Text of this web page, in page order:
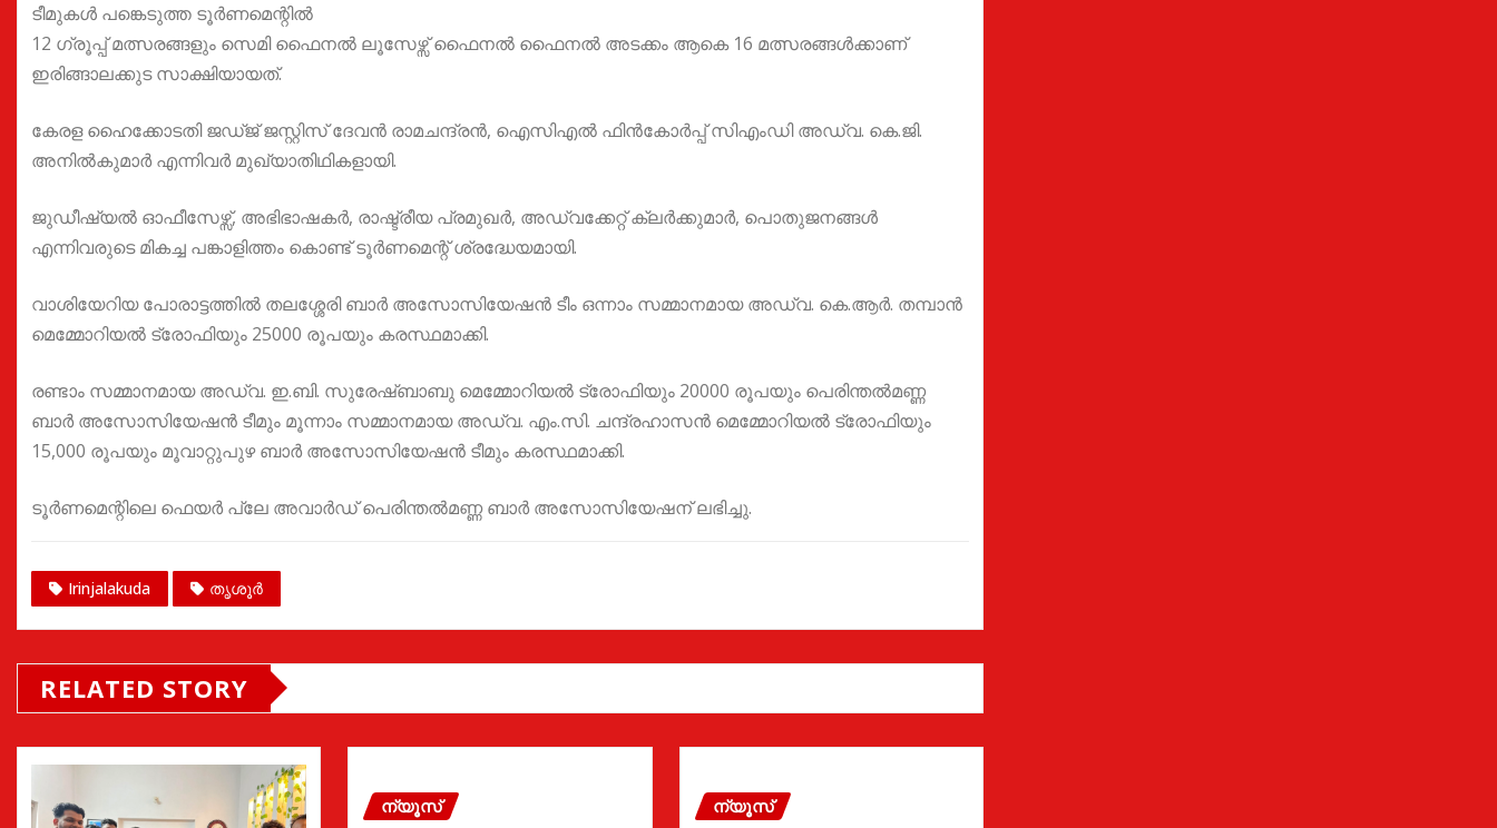
ടീമുകൾ പങ്കെടുത്ത ടൂർണമെന്റിൽ
12 ഗ്രൂപ്പ് മത്സരങ്ങളും സെമി ഫൈനൽ ലൂസേഴ്സ് ഫൈനൽ ഫൈനൽ അടക്കം ആകെ 16 മത്സരങ്ങൾക്കാണ്
ഇരിങ്ങാലക്കുട സാക്ഷിയായത്.
കേരള ഹൈക്കോടതി ജഡ്ജ് ജസ്റ്റിസ് ദേവൻ രാമചന്ദ്രൻ, ഐസിഎൽ ഫിൻകോർപ്പ് സിഎംഡി അഡ്വ. കെ.ജി.
അനിൽകുമാർ എന്നിവർ മുഖ്യാതിഥികളായി.
ജുഡീഷ്യൽ ഓഫീസേഴ്സ്, അഭിഭാഷകർ, രാഷ്ട്രീയ പ്രമുഖർ, അഡ്വക്കേറ്റ് ക്ലർക്കുമാർ, പൊതുജനങ്ങൾ
എന്നിവരുടെ മികച്ച പങ്കാളിത്തം കൊണ്ട് ടൂർണമെന്റ് ശ്രദ്ധേയമായി.
വാശിയേറിയ പോരാട്ടത്തിൽ തലശ്ശേരി ബാർ അസോസിയേഷൻ ടീം ഒന്നാം സമ്മാനമായ അഡ്വ. കെ.ആർ. തമ്പാൻ
മെമ്മോറിയൽ ട്രോഫിയും 25000 രൂപയും കരസ്ഥമാക്കി.
രണ്ടാം സമ്മാനമായ അഡ്വ. ഇ.ബി. സുരേഷ്ബാബു മെമ്മോറിയൽ ട്രോഫിയും 20000 രൂപയും പെരിന്തൽമണ്ണ
ബാർ അസോസിയേഷൻ ടീമും മൂന്നാം സമ്മാനമായ അഡ്വ. എം.സി. ചന്ദ്രഹാസൻ മെമ്മോറിയൽ ട്രോഫിയും
15,000 രൂപയും മൂവാറ്റുപുഴ ബാർ അസോസിയേഷൻ ടീമും കരസ്ഥമാക്കി.
ടൂർണമെന്റിലെ ഫെയർ പ്ലേ അവാർഡ് പെരിന്തൽമണ്ണ ബാർ അസോസിയേഷന് ലഭിച്ചു.
Irinjalakuda തൃശൂർ
RELATED STORY
ന്യൂസ് ന്യൂസ്